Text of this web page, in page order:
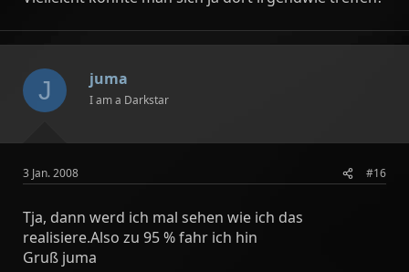
J juma
I am a Darkstar
3 Jan. 2008 #16
Tja, dann werd ich mal sehen wie ich das
realisiere.Also zu 95 % fahr ich hin
Gruß juma